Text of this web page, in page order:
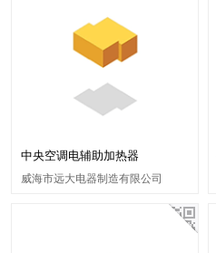
中央空调电辅助加热器
威海市远大电器制造有限公司